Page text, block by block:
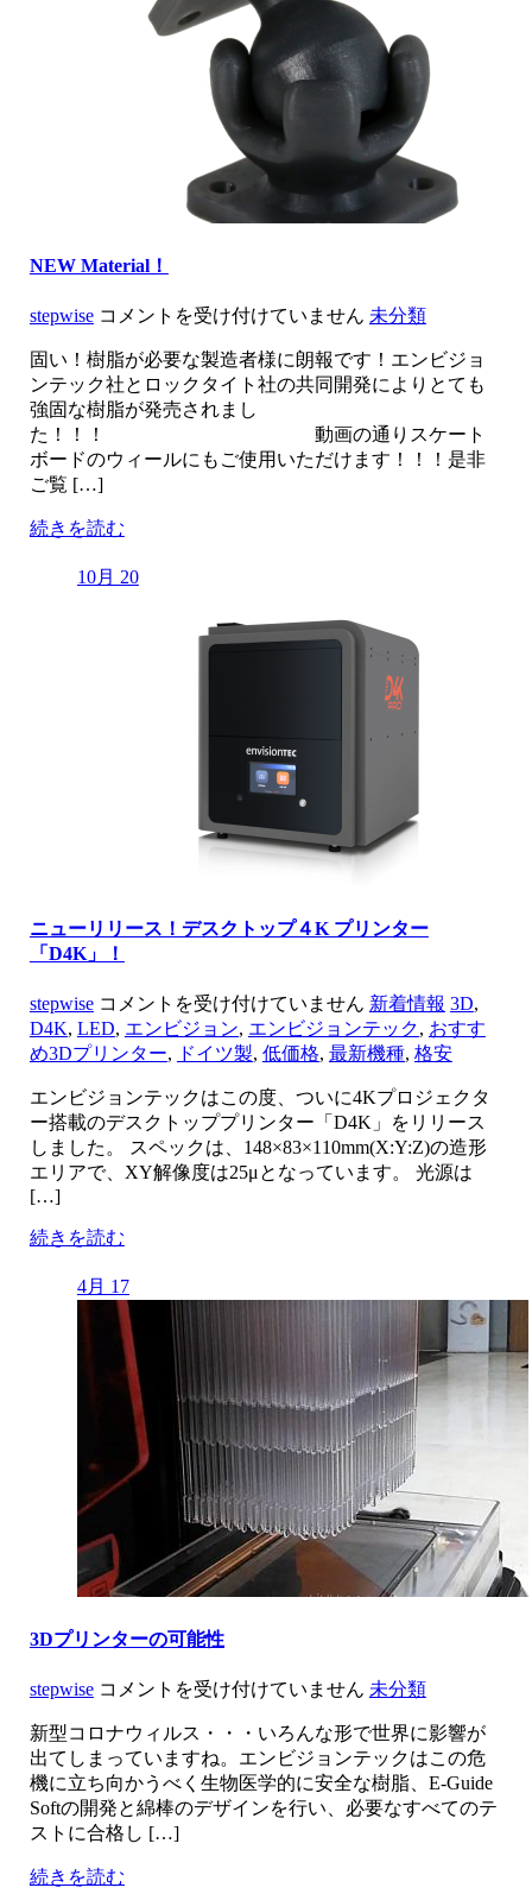
NEW Material！
stepwise NEW
は
コメントを受け付けていません 未分類
固い！樹脂が必要な製造者様に朗報です！エンビジョ
ンテック社とロックタイト社の共同開発によりとても
強固な樹脂が発売されまし
た！！！ 動画の通りスケート
ボードのウィールにもご使用いただけます！！！是非
ご覧 […]
続きを読む
10月 20
ニューリリース！デスクトップ４K プリンター
「D4K」！
stepwise ニ
ュ
ー
リ
ー
ス！
デ
ク
ト
ッ
プ
ー
「D4K」！
コメントを受け付けていません 新着情報 3D,
D4K, LED, エンビジョン, エンビジョンテック, おすす
め3Dプリンター, ドイツ製, 低価格, 最新機種, 格安
エンビジョンテックはこの度、ついに4Kプロジェクタ
ー搭載のデスクトッププリンター「D4K」をリリース
しました。 スペックは、148×83×110mm(X:Y:Z)の造形
エリアで、XY解像度は25μとなっています。 光源は
[…]
続きを読む
4月 17
3Dプリンターの可能性
stepwise 3D
リ
ン
タ
ー
の
能
コメントを受け付けていません 未分類
新型コロナウィルス・・・いろんな形で世界に影響が
出てしまっていますね。エンビジョンテックはこの危
機に立ち向かうべく生物医学的に安全な樹脂、E-Guide
Softの開発と綿棒のデザインを行い、必要なすべてのテ
ストに合格し […]
続きを読む